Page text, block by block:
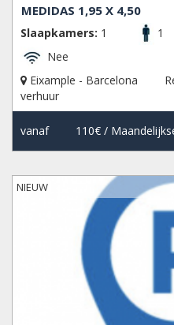
MEDIDAS 1,95 X 4,50
Slaapkamers: 1 1
Nee
Eixample - Barcelona
verhuur
vanaf 110€/
NIEUW